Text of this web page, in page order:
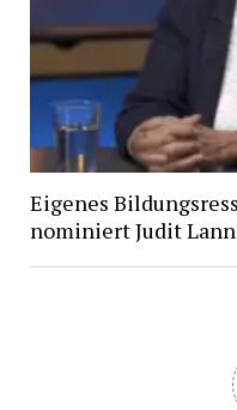
Eigenes
nominiert Judit